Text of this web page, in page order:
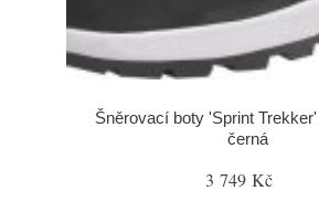
Šněrovací boty 'Sprint
černá
3 749 Kč